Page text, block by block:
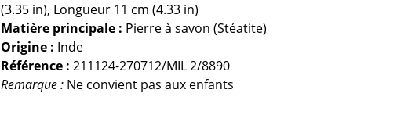
(3.35 in), Longueur 11 cm (4.33 in)
Matière principale : Pierre à savon (Stéatite)
Origine : Inde
Référence : 211124-270712/MIL 2/8890
Remarque : Ne convient pas aux enfants